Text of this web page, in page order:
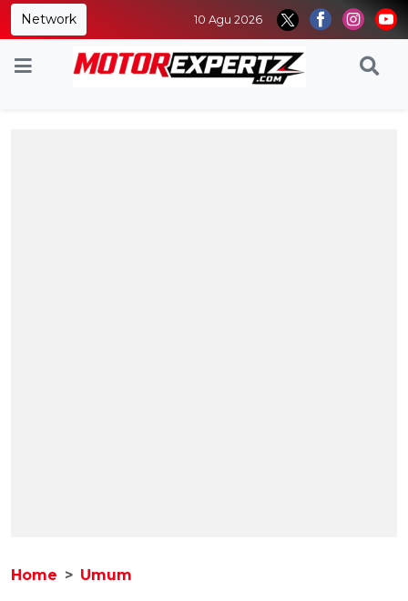
Network 10 Agu 2026
Home Umum